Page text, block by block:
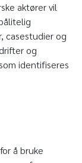
aktører vil
casestudier og
og
identifiseres
å bruke